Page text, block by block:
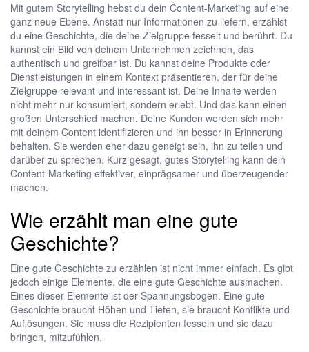
Mit gutem Storytelling hebst du dein Content-Marketing auf eine
ganz neue Ebene. Anstatt nur Informationen zu liefern, erzählst
du eine Geschichte, die deine Zielgruppe fesselt und berührt. Du
kannst ein Bild von deinem Unternehmen zeichnen, das
authentisch und greifbar ist. Du kannst deine Produkte oder
Dienstleistungen in einem Kontext präsentieren, der für deine
Zielgruppe relevant und interessant ist. Deine Inhalte werden
nicht mehr nur konsumiert, sondern erlebt. Und das kann einen
großen Unterschied machen. Deine Kunden werden sich mehr
mit deinem Content identifizieren und ihn besser in Erinnerung
behalten. Sie werden eher dazu geneigt sein, ihn zu teilen und
darüber zu sprechen. Kurz gesagt, gutes Storytelling kann dein
Content-Marketing effektiver, einprägsamer und überzeugender
machen.
Wie erzählt man eine gute
Geschichte?
Eine gute Geschichte zu erzählen ist nicht immer einfach. Es gibt
jedoch einige Elemente, die eine gute Geschichte ausmachen.
Eines dieser Elemente ist der Spannungsbogen. Eine gute
Geschichte braucht Höhen und Tiefen, sie braucht Konflikte und
Auflösungen. Sie muss die Rezipienten fesseln und sie dazu
bringen, mitzufühlen.